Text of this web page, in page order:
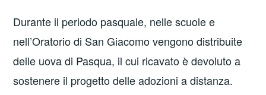
Durante il periodo pasquale, nelle scuole e
nell’Oratorio di San Giacomo vengono distribuite
delle uova di Pasqua, il cui ricavato è devoluto a
sostenere il progetto delle adozioni a distanza.